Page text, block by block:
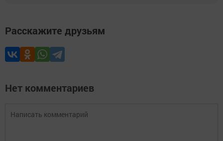
Расскажите друзьям
Нет комментариев